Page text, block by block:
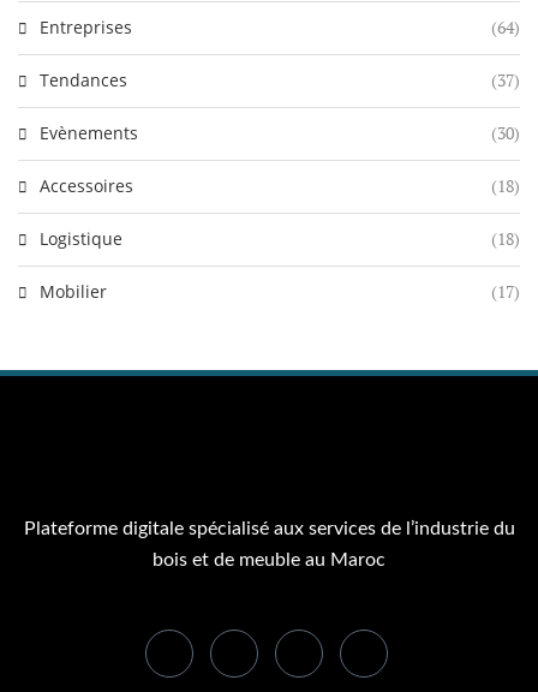
Entreprises (64)
Tendances (37)
Evènements (30)
Accessoires (18)
Logistique (18)
Mobilier (17)
Plateforme digitale spécialisé aux services de l’industrie du
bois et de meuble au Maroc